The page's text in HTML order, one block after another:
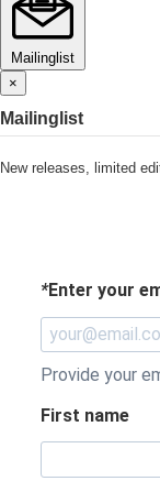
Mailinglist
×
Mailinglist
New releases, limited
Enter your
*
Provide your
First name